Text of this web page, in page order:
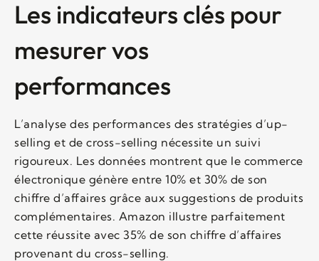
Les indicateurs clés pour
mesurer vos
performances
L’analyse des performances des stratégies d’up-
selling et de cross-selling nécessite un suivi
rigoureux. Les données montrent que le commerce
électronique génère entre 10% et 30% de son
chiffre d’affaires grâce aux suggestions de produits
complémentaires. Amazon illustre parfaitement
cette réussite avec 35% de son chiffre d’affaires
provenant du cross-selling.